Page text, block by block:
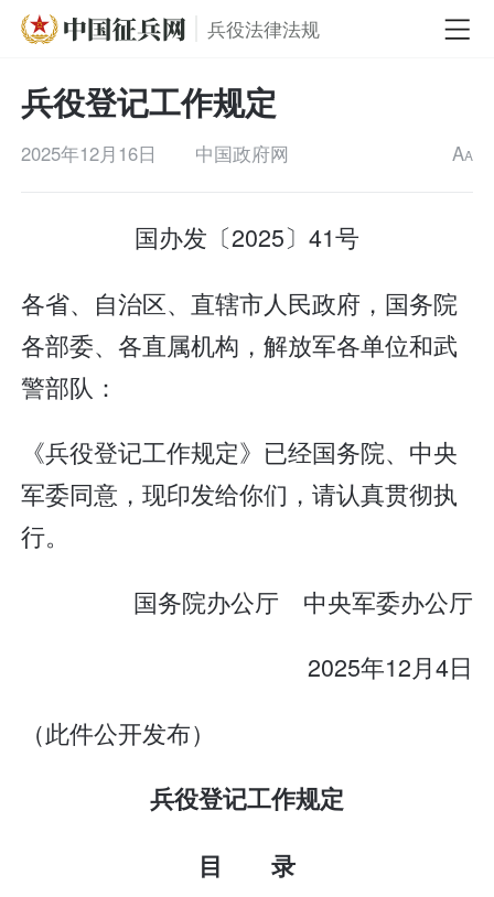
兵役法律法规
兵役登记工作规定
2025年12月16日 中国政府网 AA
国办发〔2025〕41号
各省、自治区、直辖市人民政府，国务院
各部委、各直属机构，解放军各单位和武
警部队：
《兵役登记工作规定》已经国务院、中央
军委同意，现印发给你们，请认真贯彻执
行。
国务院办公厅 中央军委办公厅
2025年12月4日
（此件公开发布）
兵役登记工作规定
目 录